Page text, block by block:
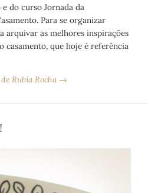
do curso Jornada da
Para se organizar
arquivar as melhores inspirações
casamento, que hoje é referência
Rubia Rocha →